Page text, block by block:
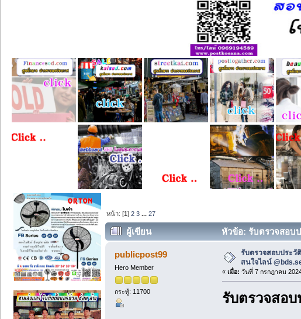
หน้า: [1]2 3 ...27
ผู้เขียน หัวข้อ: รับตรวจสอบ
publicpost99
Hero Member
กระทู้: 11700
รับตรวจสอบประวั
สนใจไลน์
« เมื่อ: วันที่ 7 กรกฎาคม
รับตรวจสอ